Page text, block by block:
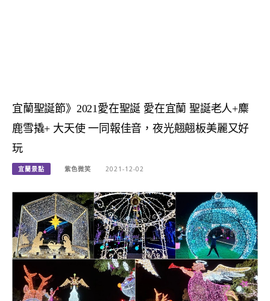
宜蘭聖誕節》2021愛在聖誕 愛在宜蘭 聖誕老人+麋
鹿雪撬+ 大天使 一同報佳音，夜光翹翹板美麗又好
玩
宜蘭景點 紫色微笑 2021-12-02